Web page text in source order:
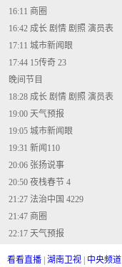
16:11 商圈
16:42 成长 剧情 剧照 演员表
17:11 城市新闻眼
17:44 15传奇 23
晚间节目
18:28 成长 剧情 剧照 演员表
19:00 天气预报
19:05 城市新闻眼
19:31 新闻110
20:06 张扬说事
20:50 夜栈春节 4
21:27 法治中国 4229
21:47 商圈
22:17 天气预报
看看直播 湖南卫视 中央频道